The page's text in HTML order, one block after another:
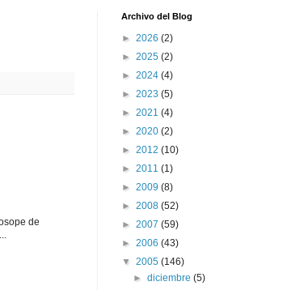
de
Archivo del Blog
► 2026 (2)
► 2025 (2)
► 2024 (4)
► 2023 (5)
► 2021 (4)
► 2020 (2)
► 2012 (10)
► 2011 (1)
► 2009 (8)
► 2008 (52)
► 2007 (59)
► 2006 (43)
▼ 2005 (146)
►diciembre(5)